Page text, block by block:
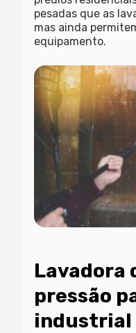
pesadas que as
mas ainda
equipamento.
Lavadora
pressão
industrial